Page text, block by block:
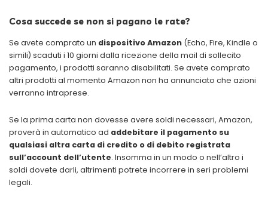
Cosa succede se non si pagano le rate?
Se avete comprato un dispositivoAmazon (Echo, Fire, Kindle o
simili) scaduti i 10 giorni dalla ricezione della mail di sollecito
pagamento, i prodotti saranno disabilitati. Se avete comprato
altri prodotti al momento Amazon non ha annunciato che azioni
verranno intraprese.
Se la prima carta non dovesse avere soldi necessari, Amazon,
proverà in automatico ad addebitare il pagamento su
qualsiasi altra carta di credito o di debito registrata
sull’account dell’utente. Insomma in un modo o nell’altro i
soldi dovete darli, altrimenti potrete incorrere in seri problemi
legali.